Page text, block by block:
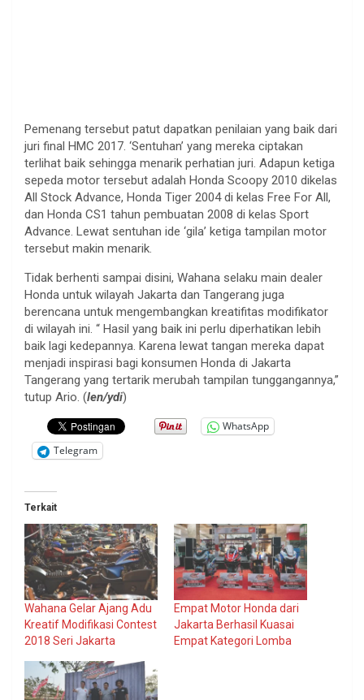
Pemenang tersebut patut dapatkan penilaian yang baik dari
juri final HMC 2017. ‘Sentuhan’ yang mereka ciptakan
terlihat baik sehingga menarik perhatian juri. Adapun ketiga
sepeda motor tersebut adalah Honda Scoopy 2010 dikelas
All Stock Advance, Honda Tiger 2004 di kelas Free For All,
dan Honda CS1 tahun pembuatan 2008 di kelas Sport
Advance. Lewat sentuhan ide ‘gila’ ketiga tampilan motor
tersebut makin menarik.
Tidak berhenti sampai disini, Wahana selaku main dealer
Honda untuk wilayah Jakarta dan Tangerang juga
berencana untuk mengembangkan kreatifitas modifikator
di wilayah ini. “ Hasil yang baik ini perlu diperhatikan lebih
baik lagi kedepannya. Karena lewat tangan mereka dapat
menjadi inspirasi bagi konsumen Honda di Jakarta
Tangerang yang tertarik merubah tampilan tunggangannya,”
tutup Ario. (len/ydi)
WhatsApp
Telegram
Terkait
Wahana Gelar Ajang Adu
Kreatif Modifikasi Contest
2018 Seri Jakarta
Empat Motor Honda dari
Jakarta Berhasil Kuasai
Empat Kategori Lomba